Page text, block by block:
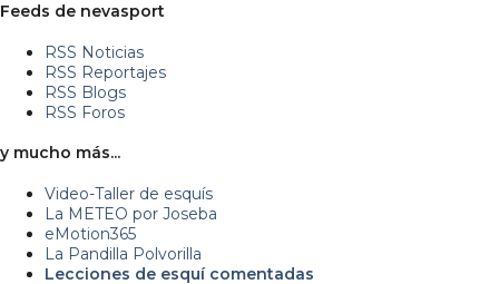
Feeds de nevasport
RSS Noticias
RSS Reportajes
RSS Blogs
RSS Foros
y mucho más...
Video-Taller de esquís
La METEO por Joseba
eMotion365
La Pandilla Polvorilla
Lecciones de esquí comentadas